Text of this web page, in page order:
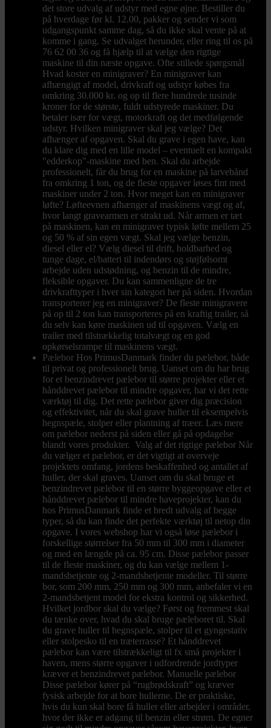
det store udvalg af udstyr med egne øjne. Bestiller du
på hverdage før kl. 12.00, pakker og sender vi som
udgangspunkt samme dag, så du ikke skal vente på at
komme i gang. Se udvalget herunder, eller ring til os på
76 62 00 36 og få hjælp til at vælge den rigtige
maskine til din næste opgave. Ofte stillede spørgsmål
Hvad koster en minigraver? En minigraver kan
afhængigt af model, drivkraft og udstyr købes fra
omkring 30.000 kr. og op til flere hundrede tusinde
kroner for de største, fuldt udstyrede maskiner. Du
betaler især for vægt, motorkraft og det medfølgende
udstyr. Hvilken minigraver skal jeg vælge? Det
afhænger af opgaven. Skal du grave i egen have, kan
du klare dig med en lille model – eventuelt en kompakt
"edderkop"-maskine med ben. Skal du arbejde
professionelt, får du brug for en maskine på larvebånd
fra omkring 1 ton, og de fleste opgaver løses fint med
maskiner under 2 ton. Hvor meget kan en minigraver
løfte? Løfteevnen afhænger af maskinens vægt og af,
hvor langt gravearmen er strakt ud. Når armen er tæt
på maskinen, kan en minigraver typisk løfte mellem 25
og 50 % af sin egen vægt. Skal jeg vælge benzin,
diesel eller el? Vælg diesel til drift, holdbarhed og
tunge dage, el/batteri til indendørs og støjfølsomt
arbejde uden udstødning, og benzin til de mindre,
fleksible opgaver. Du kan sammenligne de tre
drivkrafttyper i hver sin kategori her på siden. Hvordan
transporterer jeg en minigraver? De fleste minigravere
på op til 2 ton kan transporteres på en kraftig trailer, så
du selv kan køre maskinen ud til opgaven. Vælg en
trailer med tilstrækkelig totalvægt og en god
opkørselsrampe til maskinens vægt.
Pælebor Hos PrimusDanmark finder du pælebor, både
til privat og professionelt brug. Uanset om du har brug
for et benzindrevet pælebor til større projekter eller et
hånddrevet pælebor til mindre opgaver, har vi det rette
værktøj til dig. Det rette pælebor giver dig præcision
og effektivitet, når du skal grave huller til eksempelvis
hegnspæle, stolper eller plantning af træer. Læs mere
om pælebor nederst på siden eller gå på opdagelse
blandt vores produkter. Valg af det rigtige pælebor Når
du vælger et pælebor, er det vigtigt at overveje
projektets omfang, jordens beskaffenhed og antallet af
huller, der skal graves. Uanset om du skal bruge et
benzindrevet pælebor til en større byggeopgave eller et
hånddrevet pælebor til mindre haveprojekter, kan du
hos PrimusDanmark finde et bredt udvalg af begge
typer, så du kan finde det perfekte værktøj til netop din
opgave. I vores webshop har vi også løse pælebor i
forskellige størrelser fra 50 mm til 300 mm i diameter
og med en længde på ca. 95 cm. Disse pælebor passer
til de fleste maskiner, og du kan vælge mellem 1-
mandsbetjente og 2-mandsbetjente modeller. Til større
bor, som 200 mm, 250 mm og 300 mm, anbefaler vi en
2-mandsbetjent model for ekstra kontrol og sikkerhed.
Hvilket jordbor skal du vælge? Først og fremmest skal
du tænke over, hvad du skal bruge pæleboret til. Skal
du grave huller til hegnspæle, stolper til et gyngestativ
eller stolpesko til en træterrasse? Et hånddrevet
pælebor kan være tilstrækkeligt til fx små projekter i
haven, mens større opgaver i udfordrende jordtyper
kræver et benzindrevet pælebor. Manuelle pælebor
Disse pælebor kører på “rugbrødskraft” og kræver
fysisk arbejde for at bore hullerne. De er praktiske,
hvis du kun skal bore få huller eller arbejder i områder,
hvor der ikke er adgang til benzin eller strøm. De egner